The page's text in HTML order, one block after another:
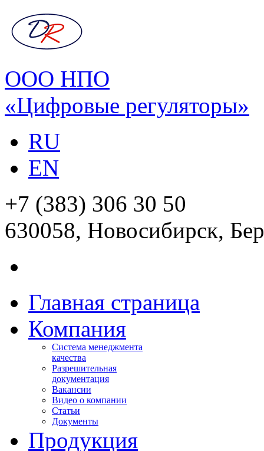
ООО НПО
«Цифровые регуляторы»
RU
EN
+7 (383) 306 30 50
630058, Новосибирск,
Главная страница
Компания
Система менеджмента
качества
Разрешительная
документация
Вакансии
Видео о компании
Статьи
Документы
Продукция